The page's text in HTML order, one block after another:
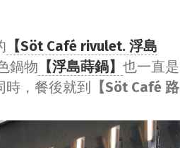
【Söt Café rivulet. 浮島
鍋物 【浮島蒔鍋】 也一直是
時，餐後就到
【Söt Café 路